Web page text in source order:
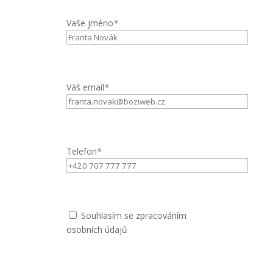
Vaše jméno*
Váš email*
Telefon*
Souhlasím se zpracováním
osobních údajů